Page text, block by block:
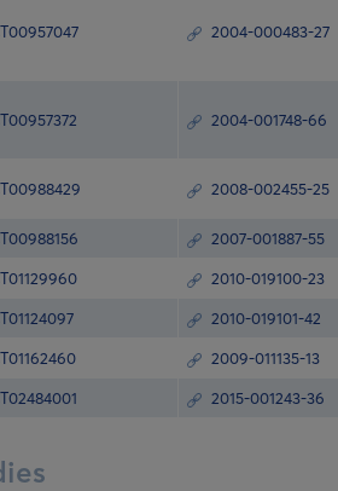
2004-000483-27
2004-001748-66
2008-002455-25
2007-001887-55
2010-019100-23
2010-019101-42
2009-011135-13
2015-001243-36